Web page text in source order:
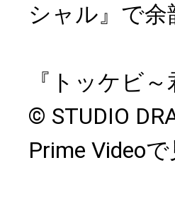
シャル』で
『トッケビ
© STUDIO
Prime Video